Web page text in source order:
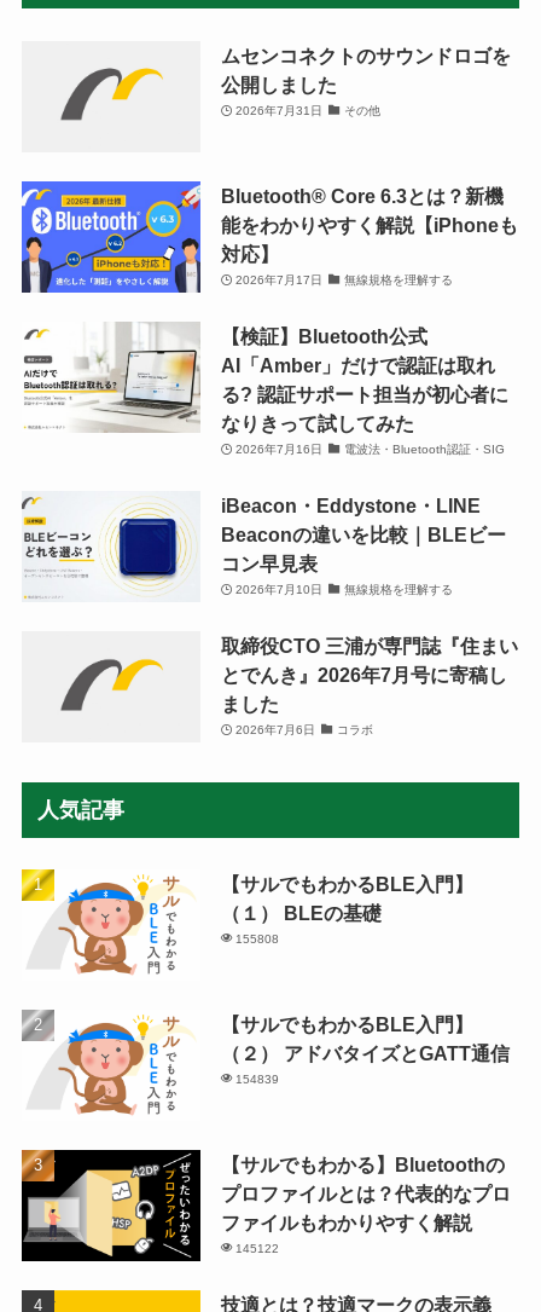
ムセンコネクトのサウンドロゴを
公開しました
2026年7月31日 その他
Bluetooth®︎ Core 6.3とは？新機
能をわかりやすく解説【iPhoneも
対応】
2026年7月17日 無線規格を理解する
【検証】Bluetooth公式
AI「Amber」だけで認証は取れ
る? 認証サポート担当が初心者に
なりきって試してみた
2026年7月16日 電波法・Bluetooth認証・SIG
iBeacon・Eddystone・LINE
Beaconの違いを比較｜BLEビー
コン早見表
2026年7月10日 無線規格を理解する
取締役CTO 三浦が専門誌『住まい
とでんき』2026年7月号に寄稿し
ました
2026年7月6日 コラボ
人気記事
【サルでもわかるBLE入門】
（１） BLEの基礎
155808
【サルでもわかるBLE入門】
（２） アドバタイズとGATT通信
154839
【サルでもわかる】Bluetoothの
プロファイルとは？代表的なプロ
ファイルもわかりやすく解説
145122
技適とは？技適マークの表示義